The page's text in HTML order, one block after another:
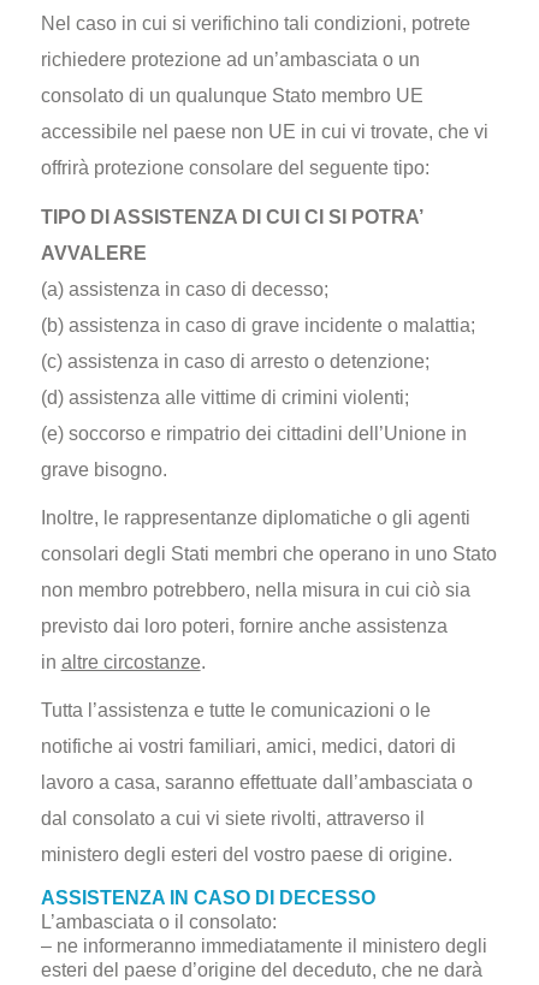
Nel caso in cui si verifichino tali condizioni, potrete
richiedere protezione ad un’ambasciata o un
consolato di un qualunque Stato membro UE
accessibile nel paese non UE in cui vi trovate, che vi
offrirà protezione consolare del seguente tipo:
TIPO DI ASSISTENZA DI CUI CI SI POTRA’
AVVALERE
(a) assistenza in caso di decesso;
(b) assistenza in caso di grave incidente o malattia;
(c) assistenza in caso di arresto o detenzione;
(d) assistenza alle vittime di crimini violenti;
(e) soccorso e rimpatrio dei cittadini dell’Unione in
grave bisogno.
Inoltre, le rappresentanze diplomatiche o gli agenti
consolari degli Stati membri che operano in uno Stato
non membro potrebbero, nella misura in cui ciò sia
previsto dai loro poteri, fornire anche assistenza
in altre circostanze.
Tutta l’assistenza e tutte le comunicazioni o le
notifiche ai vostri familiari, amici, medici, datori di
lavoro a casa, saranno effettuate dall’ambasciata o
dal consolato a cui vi siete rivolti, attraverso il
ministero degli esteri del vostro paese di origine.
ASSISTENZA IN CASO DI DECESSO
L’ambasciata o il consolato:
– ne informeranno immediatamente il ministero degli
esteri del paese d’origine del deceduto, che ne darà